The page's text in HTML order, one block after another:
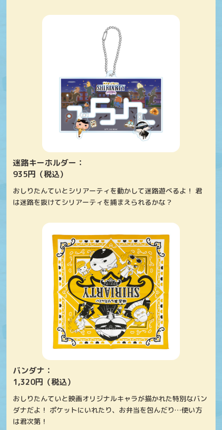
迷路キーホルダー：
935円（税込）
おしりたんていとシリアーティを動かして迷路遊べるよ！ 君
は迷路を抜けてシリアーティを捕まえられるかな？
バンダナ：
1,320円（税込）
おしりたんていと映画オリジナルキャラが描かれた特別なバン
ダナだよ！ ポケットにいれたり、お弁当を包んだり…使い方
は君次第！